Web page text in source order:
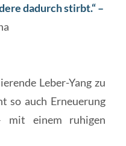
dadurch stirbt.“ –
Leber-Yang zu
so auch Erneuerung
mit einem ruhigen